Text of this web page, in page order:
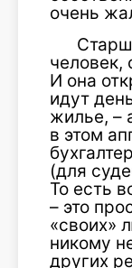
очень
человек,
И она
идут
жилье, –
в этом
(для
То есть
– это
«своих»
никому
других